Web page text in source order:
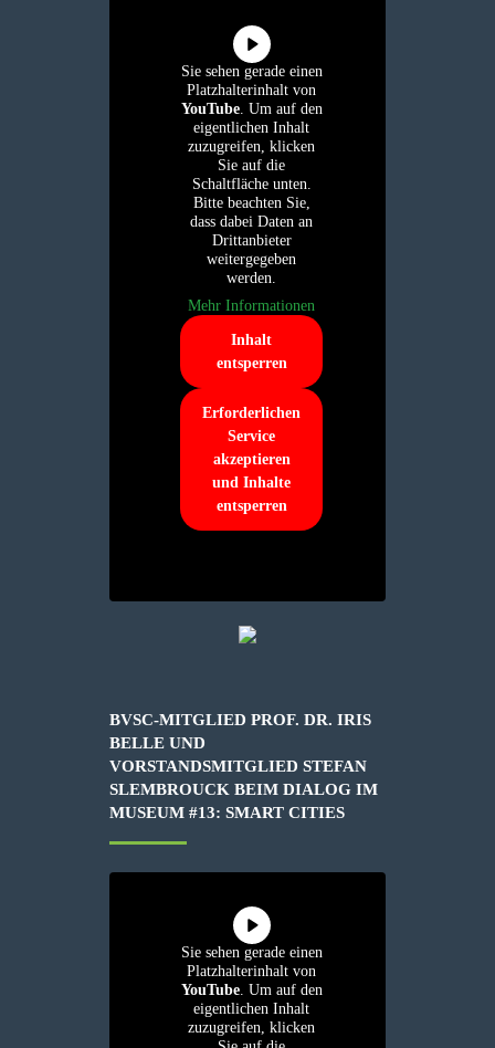
Sie sehen gerade einen
Platzhalterinhalt von
YouTube. Um auf den
eigentlichen Inhalt
zuzugreifen, klicken
Sie auf die
Schaltfläche unten.
Bitte beachten Sie,
dass dabei Daten an
Drittanbieter
weitergegeben
werden.
Mehr Informationen
Inhalt
entsperren
Erforderlichen
Service
akzeptieren
und Inhalte
entsperren
BVSC-MITGLIED PROF. DR. IRIS
BELLE UND
VORSTANDSMITGLIED STEFAN
SLEMBROUCK BEIM DIALOG IM
MUSEUM #13: SMART CITIES
Sie sehen gerade einen
Platzhalterinhalt von
YouTube. Um auf den
eigentlichen Inhalt
zuzugreifen, klicken